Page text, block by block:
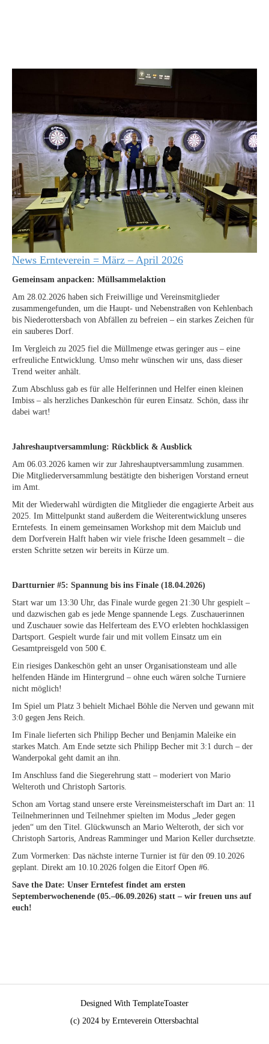
News Ernteverein = März – April 2026
Gemeinsam anpacken: Müllsammelaktion
Am 28.02.2026 haben sich Freiwillige und Vereinsmitglieder
zusammengefunden, um die Haupt- und Nebenstraßen von Kehlenbach
bis Niederottersbach von Abfällen zu befreien – ein starkes Zeichen für
ein sauberes Dorf.
Im Vergleich zu 2025 fiel die Müllmenge etwas geringer aus – eine
erfreuliche Entwicklung. Umso mehr wünschen wir uns, dass dieser
Trend weiter anhält.
Zum Abschluss gab es für alle Helferinnen und Helfer einen kleinen
Imbiss – als herzliches Dankeschön für euren Einsatz. Schön, dass ihr
dabei wart!
Jahreshauptversammlung: Rückblick & Ausblick
Am 06.03.2026 kamen wir zur Jahreshauptversammlung zusammen.
Die Mitgliederversammlung bestätigte den bisherigen Vorstand erneut
im Amt.
Mit der Wiederwahl würdigten die Mitglieder die engagierte Arbeit aus
2025. Im Mittelpunkt stand außerdem die Weiterentwicklung unseres
Erntefests. In einem gemeinsamen Workshop mit dem Maiclub und
dem Dorfverein Halft haben wir viele frische Ideen gesammelt – die
ersten Schritte setzen wir bereits in Kürze um.
Dartturnier #5: Spannung bis ins Finale (18.04.2026)
Start war um 13:30 Uhr, das Finale wurde gegen 21:30 Uhr gespielt –
und dazwischen gab es jede Menge spannende Legs. Zuschauerinnen
und Zuschauer sowie das Helferteam des EVO erlebten hochklassigen
Dartsport. Gespielt wurde fair und mit vollem Einsatz um ein
Gesamtpreisgeld von 500 €.
Ein riesiges Dankeschön geht an unser Organisationsteam und alle
helfenden Hände im Hintergrund – ohne euch wären solche Turniere
nicht möglich!
Im Spiel um Platz 3 behielt Michael Böhle die Nerven und gewann mit
3:0 gegen Jens Reich.
Im Finale lieferten sich Philipp Becher und Benjamin Maleike ein
starkes Match. Am Ende setzte sich Philipp Becher mit 3:1 durch – der
Wanderpokal geht damit an ihn.
Im Anschluss fand die Siegerehrung statt – moderiert von Mario
Welteroth und Christoph Sartoris.
Schon am Vortag stand unsere erste Vereinsmeisterschaft im Dart an: 11
Teilnehmerinnen und Teilnehmer spielten im Modus „Jeder gegen
jeden“ um den Titel. Glückwunsch an Mario Welteroth, der sich vor
Christoph Sartoris, Andreas Ramminger und Marion Keller durchsetzte.
Zum Vormerken: Das nächste interne Turnier ist für den 09.10.2026
geplant. Direkt am 10.10.2026 folgen die Eitorf Open #6.
Save the Date: Unser Erntefest findet am ersten
Septemberwochenende (05.–06.09.2026) statt – wir freuen uns auf
euch!
(c) 2024 by Ernteverein Ottersbachtal
Designed With TemplateToaster